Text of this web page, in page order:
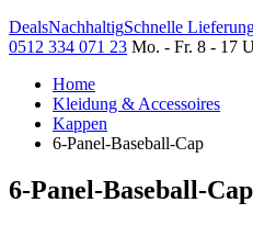
DealsNachhaltigSchnelle
0512 334 071 23 Mo. - Fr. 8 - 17
Home
Kleidung & Accessoires
Kappen
6-Panel-Baseball-Cap
6-Panel-Baseball-Cap